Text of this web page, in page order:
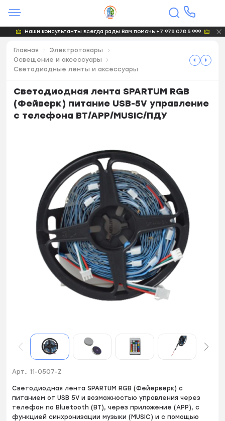
Наши консультанты всегда рады Вам помочь +7 978 078 5 999
Главная
Электротовары
Освещение и аксессуары
Светодиодные ленты и аксессуары
Светодиодная лента SPARTUM RGB
(Фейверк) питание USB-5V управление
с телефона BT/APP/MUSIC/ПДУ
Арт.: 11-0507-Z
Светодиодная лента SPARTUM RGB (Фейерверк) с
питанием от USB 5V и возможностью управления через
телефон по Bluetooth (BT), через приложение (APP), с
функцией синхронизации музыки (MUSIC) и с помощью